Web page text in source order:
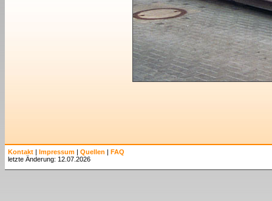
Kontakt | Impressum | Quellen | FAQ
letzte Änderung: 12.07.2026